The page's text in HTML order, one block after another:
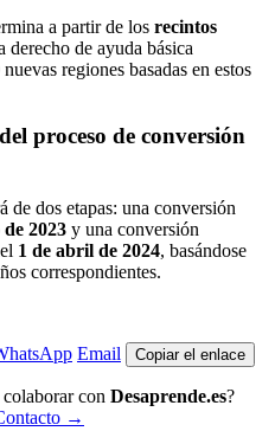
a partir de los recintos
derecho de ayuda básica
regiones basadas en estos
proceso de conversión
de dos etapas: una conversión
2023 y una conversión
1 de abril de 2024, basándose
correspondientes.
Email Copiar el enlace
con Desaprende.es?
→